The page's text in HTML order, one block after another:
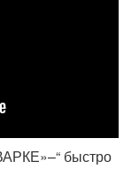
быстро